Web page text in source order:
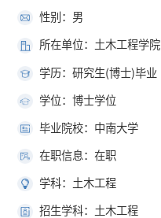
性别：男
所在单位：土木工程学院
学历：研究生(博士)毕业
学位：博士学位
毕业院校：中南大学
在职信息：在职
学科：土木工程
招生学科：土木工程